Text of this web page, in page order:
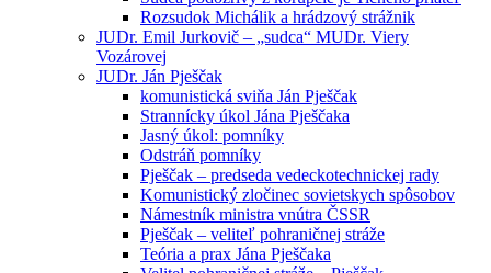
Rozsudok Michálik a hrádzový strážnik
JUDr. Emil Jurkovič – „sudca“ MUDr. Viery
Vozárovej
JUDr. Ján Pješčak
komunistická sviňa Ján Pješčak
Strannícky úkol Jána Pješčaka
Jasný úkol: pomníky
Odstráň pomníky
Pješčak – predseda vedeckotechnickej rady
Komunistický zločinec sovietskych spôsobov
Námestník ministra vnútra ČSSR
Pješčak – veliteľ pohraničnej stráže
Teória a prax Jána Pješčaka